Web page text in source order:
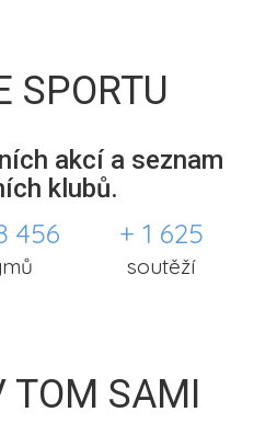
SPORTU
akcí a seznam
klubů.
456 + 1 625
soutěží
TOM SAMI